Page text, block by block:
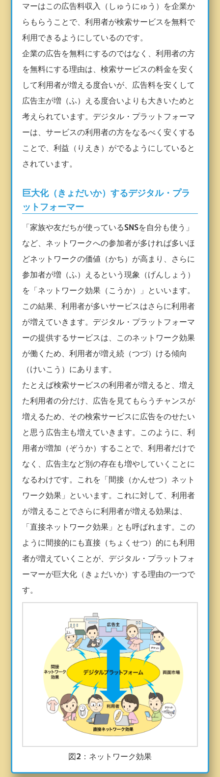
マーはこの広告料収入（しゅうにゅう）を企業か
らもらうことで、利用者が検索サービスを無料で
利用できるようにしているのです。
企業の広告を無料にするのではなく、利用者の方
を無料にする理由は、検索サービスの料金を安く
して利用者が増える度合いが、広告料を安くして
広告主が増（ふ）える度合いよりも大きいためと
考えられています。デジタル・プラットフォーマ
ーは、サービスの利用者の方をなるべく安くする
ことで、利益（りえき）がでるようにしていると
されています。
巨大化（きょだいか）するデジタル・プラ
ットフォーマー
「家族や友だちが使っているSNSを自分も使う」
など、ネットワークへの参加者が多ければ多いほ
どネットワークの価値（かち）が高まり、さらに
参加者が増（ふ）えるという現象（げんしょう）
を「ネットワーク効果（こうか）」といいます。
この結果、利用者が多いサービスはさらに利用者
が増えていきます。デジタル・プラットフォーマ
ーの提供するサービスは、このネットワーク効果
が働くため、利用者が増え続（つづ）ける傾向
（けいこう）にあります。
たとえば検索サービスの利用者が増えると、増え
た利用者の分だけ、広告を見てもらうチャンスが
増えるため、その検索サービスに広告をのせたい
と思う広告主も増えていきます。このように、利
用者が増加（ぞうか）することで、利用者だけで
なく、広告主など別の存在も増やしていくことに
なるわけです。これを「間接（かんせつ）ネット
ワーク効果」といいます。これに対して、利用者
が増えることでさらに利用者が増える効果は、
「直接ネットワーク効果」とも呼ばれます。この
ように間接的にも直接（ちょくせつ）的にも利用
者が増えていくことが、デジタル・プラットフォ
ーマーが巨大化（きょだいか）する理由の一つで
す。
図2：ネットワーク効果